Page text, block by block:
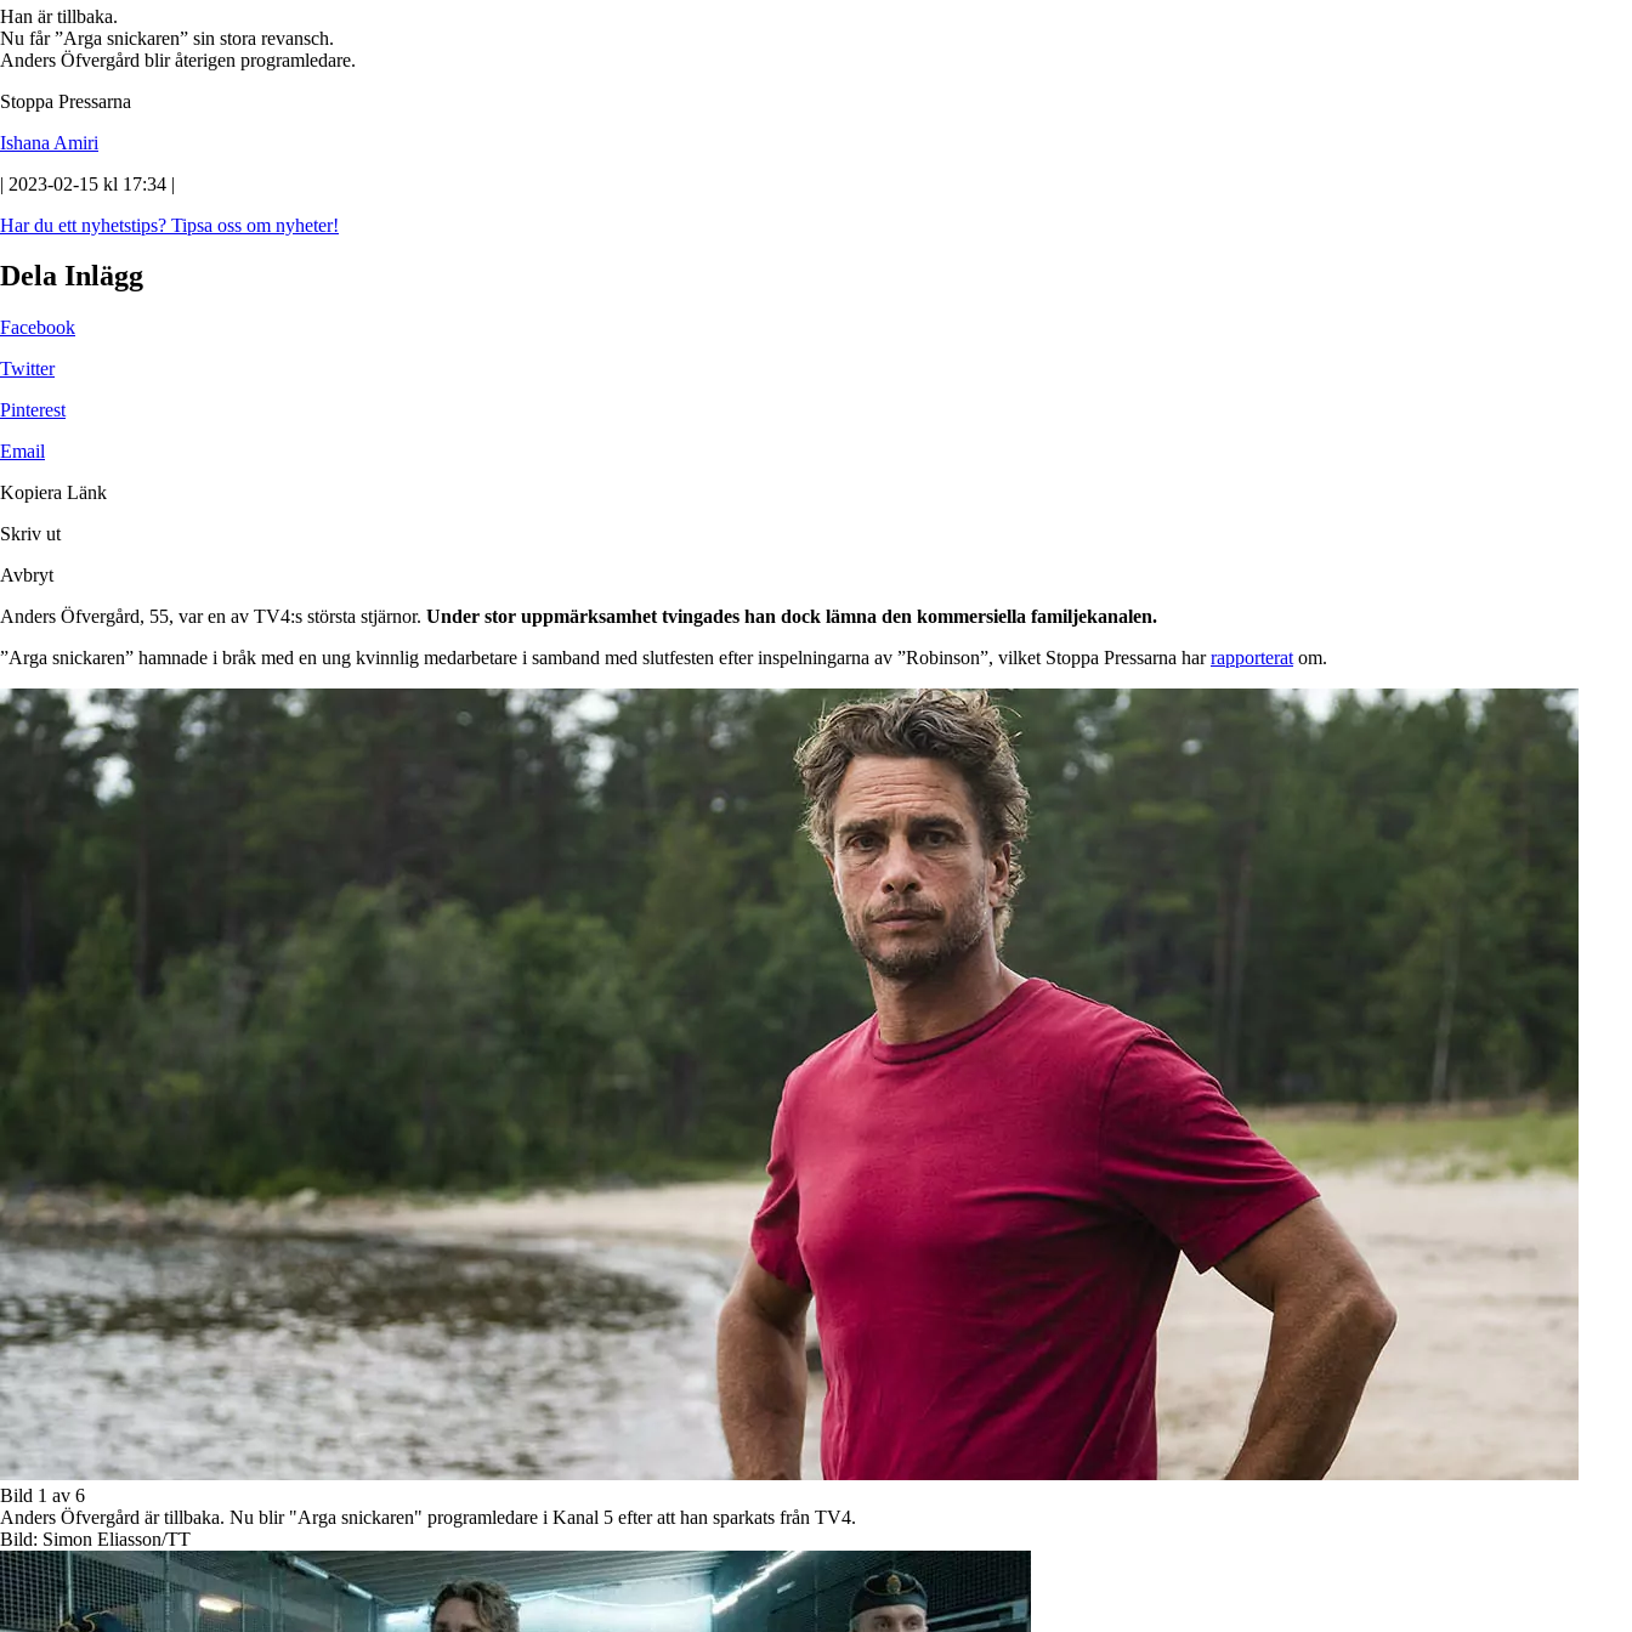
Han är tillbaka.
Nu får ”Arga snickaren” sin stora revansch.
Anders Öfvergård blir återigen programledare.
Stoppa Pressarna
Ishana Amiri
| 2023-02-15 kl 17:34 |
Har du ett nyhetstips? Tipsa oss om nyheter!
Dela Inlägg
Facebook
Twitter
Pinterest
Email
Kopiera Länk
Skriv ut
Avbryt
Anders Öfvergård, 55, var en av TV4:s största stjärnor. Under stor uppmärksamhet tvingades han dock lämna den kommersiella familjekanalen.
”Arga snickaren” hamnade i bråk med en ung kvinnlig medarbetare i samband med slutfesten efter inspelningarna av ”Robinson”, vilket Stoppa Pressarna harrapporterat om.
Bild 1 av 6
Anders Öfvergård är tillbaka. Nu blir "Arga snickaren" programledare i Kanal 5 efter att han sparkats från TV4.
Bild: Simon Eliasson/TT